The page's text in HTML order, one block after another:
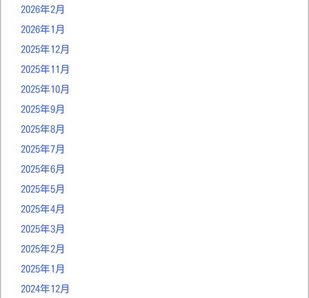
2026年2月
2026年1月
2025年12月
2025年11月
2025年10月
2025年9月
2025年8月
2025年7月
2025年6月
2025年5月
2025年4月
2025年3月
2025年2月
2025年1月
2024年12月